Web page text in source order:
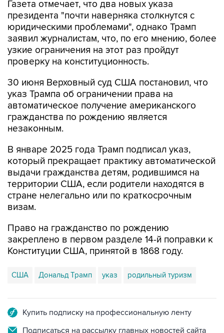
юридическими проблемами", однако Трамп
заявил журналистам, что, по его мнению, более
узкие ограничения на этот раз пройдут
проверку на конституционность.
30 июня Верховный суд США постановил, что
автоматическое получение американского
гражданства по рождению является
незаконным.
В январе 2025 года Трамп подписал указ,
выдачи гражданства детям, родившимся на
территории США, если родители находятся в
стране нелегально или по краткосрочным
визам.
Право на гражданство по рождению
Конституции США, принятой в 1868 году.
США Дональд Трамп указ родильный туризм
Подписаться на рассылку главных новостей сайта
Получать оперативные новости в официальном